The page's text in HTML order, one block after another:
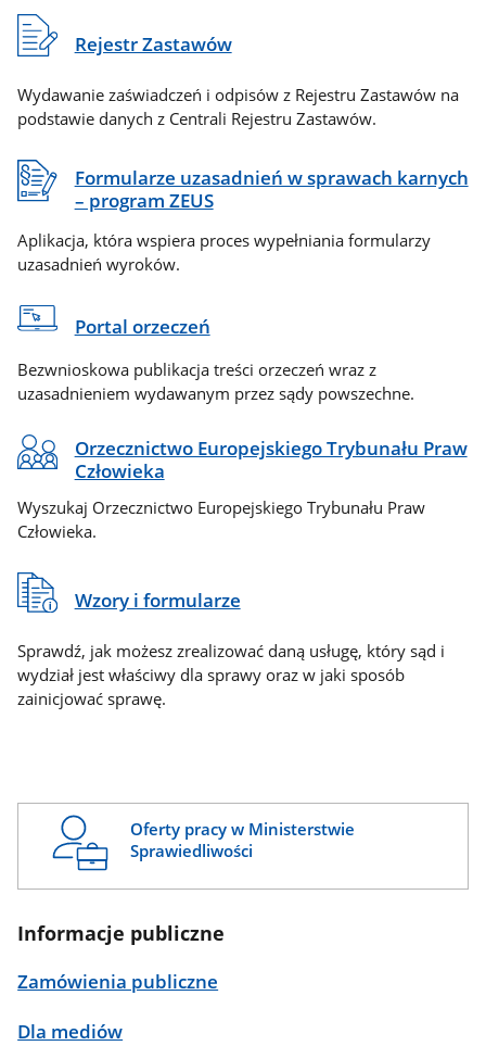
Rejestr Zastawów
Wydawanie zaświadczeń i odpisów z Rejestru Zastawów na
podstawie danych z Centrali Rejestru Zastawów.
Formularze uzasadnień w sprawach karnych
– program ZEUS
Aplikacja, która wspiera proces wypełniania formularzy
uzasadnień wyroków.
Portal orzeczeń
Bezwnioskowa publikacja treści orzeczeń wraz z
uzasadnieniem wydawanym przez sądy powszechne.
Orzecznictwo Europejskiego Trybunału Praw
Człowieka
Wyszukaj Orzecznictwo Europejskiego Trybunału Praw
Człowieka.
Wzory i formularze
Sprawdź, jak możesz zrealizować daną usługę, który sąd i
wydział jest właściwy dla sprawy oraz w jaki sposób
zainicjować sprawę.
Oferty pracy w Ministerstwie
Sprawiedliwości
Informacje publiczne
Zamówienia publiczne
Dla mediów